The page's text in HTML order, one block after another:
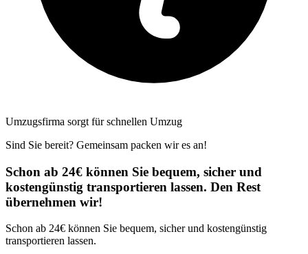
Umzugsfirma sorgt für schnellen Umzug
Sind Sie bereit? Gemeinsam packen wir es an!
Schon ab 24€ können Sie bequem, sicher und
kostengünstig transportieren lassen. Den Rest
übernehmen wir!
Schon ab 24€ können Sie bequem, sicher und kostengünstig
transportieren lassen.